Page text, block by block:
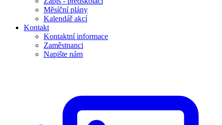
Měsíční plány
Kalendář akcí
Kontakt
Kontaktní informace
Zaměstnanci
Napište nám